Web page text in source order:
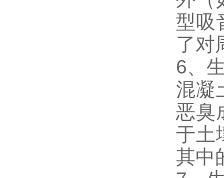
型吸
了对
6、
混凝
恶臭
于土
其中